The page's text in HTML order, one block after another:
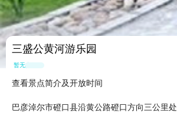
三盛公黄河游乐园
暂无点评
查看景点简介及开放时间
巴彦淖尔市磴口县沿黄公路磴口方向三公里处